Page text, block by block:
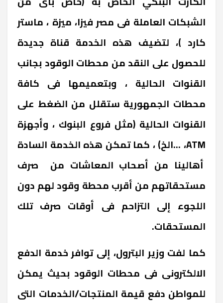
الشبكات العاملة فى مصر فيزا، ميزة ، ماستر
كارد )، لتضيف هذه الخدمة قناة جديدة
للحصول على النقد من محطات الوقود بجانب
القنوات الحالية ، وبتعميمها فى كافة
محطات الجمهورية ستقلل من الضغط على
القنوات الحالية (مثل فروع البنوك ، وأجهزة
ATM، ...الخ) ، كما تمكن هذه الخدمة السادة
أهالينا من أصحاب المعاشات من صرف
مستحقاتهم من أقرب محطة وقود لهم دون
اللجوء إلى التزاحم فى أوقات صرف تلك
المستحقات.
كما لفت وزير البترول، إلى توافر خدمة الدفع
الالكترونى فى محطات الوقود بحيث يمكن
للمواطن دفع قيمة المنتجات/الخدمات التى